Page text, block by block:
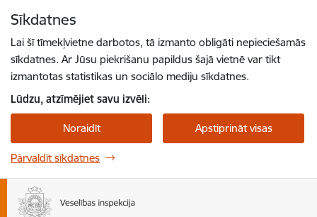
Sīkdatnes
Lai šī tīmekļvietne darbotos, tā izmanto obligāti nepieciešamās
sīkdatnes. Ar Jūsu piekrišanu papildus šajā vietnē var tikt
izmantotas statistikas un sociālo mediju sīkdatnes.
Lūdzu, atzīmējiet savu izvēli:
Noraidīt Apstiprināt visas
Pārvaldīt sīkdatnes